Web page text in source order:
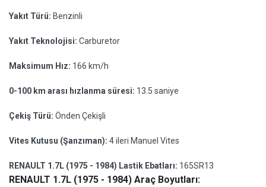
Yakıt Türü: Benzinli
Yakıt Teknolojisi: Carburetor
Maksimum Hız: 166 km/h
0-100 km arası hızlanma süresi: 13.5 saniye
Çekiş Türü: Önden Çekişli
Vites Kutusu (Şanzıman): 4 ileri Manuel Vites
RENAULT 1.7L (1975 - 1984) Lastik Ebatları: 165SR13
RENAULT 1.7L (1975 - 1984) Araç Boyutları: